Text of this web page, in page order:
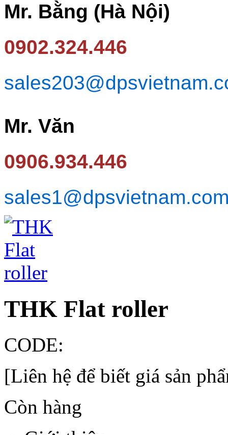
Mr. Bằng (Hà Nội)
0902.324.446
Mr. Văn
0906.934.446
THK Flat roller
CODE:
[Liên hệ để biết giá sản
Còn hàng